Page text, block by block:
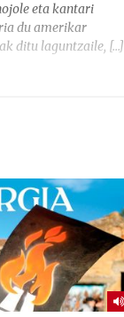
eta kantari
du amerikar
ditu laguntzaile, […]